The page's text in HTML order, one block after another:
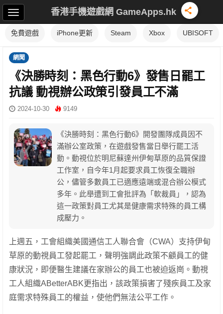
香港手機遊戲網 GameApps.hk
免費遊戲 iPhone更新 Steam Xbox UBISOFT
網聞
《決勝時刻：黑色行動6》發售日罷工
抗議 動視辦公政策引發員工不滿
2024-10-30 9149
《決勝時刻：黑色行動6》開發團隊成員因不
滿辦公室政策，在遊戲發售當日舉行罷工活
動。動視位於明尼蘇達州伊甸草原的品質保證
工作室，自今年1月起要求員工恢復全職辦
公，儘管多數員工已適應遠端或混合辦公模式
多年。此舉遭到工會批評為「軟裁員」，認為
這一政策對員工尤其是健康需求特殊的員工構
成壓力。
上週五，工會組織美國通信工人聯合會（CWA）支持伊甸
草原的動視員工發起罷工，聲明強調此政策不顧員工的健
康狀況，即便醫生建議在家辦公的員工也被迫返崗。動視
工人組織ABetterABK更指出，該政策損害了殘疾員工及家
庭需求特殊員工的權益，使他們無法公平工作。